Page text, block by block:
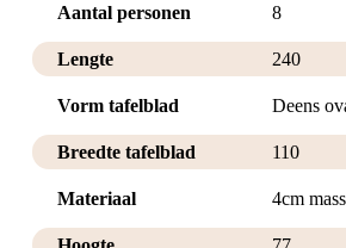
Aantal personen 8
Lengte 240
Vorm tafelblad Deens
Breedte tafelblad 110
Materiaal 4cm